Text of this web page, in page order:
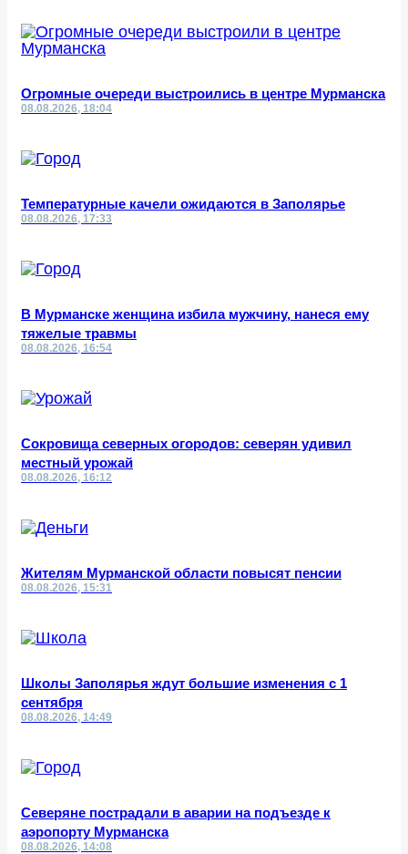
Огромные очереди выстроились в центре Мурманска
08.08.2026, 18:04
Температурные качели ожидаются в Заполярье
08.08.2026, 17:33
В Мурманске женщина избила мужчину, нанеся ему
тяжелые травмы
08.08.2026, 16:54
Сокровища северных огородов: северян удивил
местный урожай
08.08.2026, 16:12
Жителям Мурманской области повысят пенсии
08.08.2026, 15:31
Школы Заполярья ждут большие изменения с 1
сентября
08.08.2026, 14:49
Северяне пострадали в аварии на подъезде к
аэропорту Мурманска
08.08.2026, 14:08